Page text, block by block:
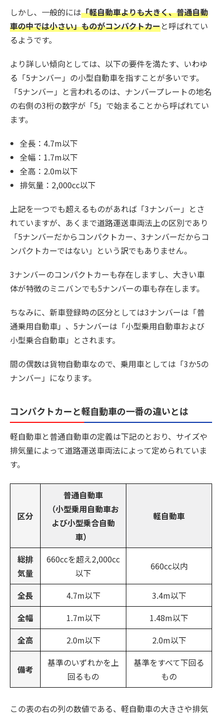
しかし、一般的には「軽自動車よりも大きく、普通自動
車の中では小さい」ものがコンパクトカーと呼ばれてい
るようです。
より詳しい傾向としては、以下の要件を満たす、いわゆ
る「5ナンバー」の小型自動車を指すことが多いです。
「5ナンバー」と言われるのは、ナンバープレートの地名
の右側の3桁の数字が「5」で始まることから呼ばれてい
ます。
全長：4.7m以下
全幅：1.7m以下
全高：2.0m以下
排気量：2,000cc以下
上記を一つでも超えるものがあれば「3ナンバー」とさ
れていますが、あくまで道路運送車両法上の区別であり
「5ナンバーだからコンパクトカー、3ナンバーだからコ
ンパクトカーではない」という訳でもありません。
3ナンバーのコンパクトカーも存在しますし、大きい車
体が特徴のミニバンでも5ナンバーの車も存在します。
ちなみに、新車登録時の区分としては3ナンバーは「普
通乗用自動車」、5ナンバーは「小型乗用自動車および
小型乗合自動車」とされます。
間の偶数は貨物自動車なので、乗用車としては「3か5の
ナンバー」になります。
コンパクトカーと軽自動車の一番の違いとは
軽自動車と普通自動車の定義は下記のとおり、サイズや
排気量によって道路運送車両法によって定められていま
す。
区分
普通自動車
（小型乗用自動車お
よび小型乗合自動
車）
軽自動車
総排
気量
660ccを超え2,000cc
以下
660cc以内
全長 4.7m以下
3.4m以下
全幅
1.7m以下
1.48m以下
全高
2.0m以下 2.0m以下
備考
基準のいずれかを上
回るもの
基準をすべて下回る
もの
この表の右の列の数値である、軽自動車の大きさや排気